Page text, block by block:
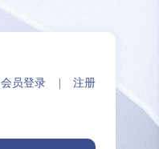
会员登录 注册